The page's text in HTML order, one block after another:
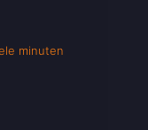
minuten